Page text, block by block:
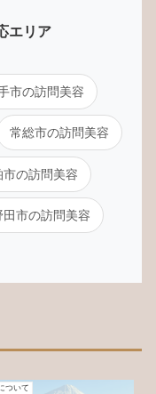
エリア
市の訪問美容
常総市の訪問美容
市の訪問美容
田市の訪問美容
ついて